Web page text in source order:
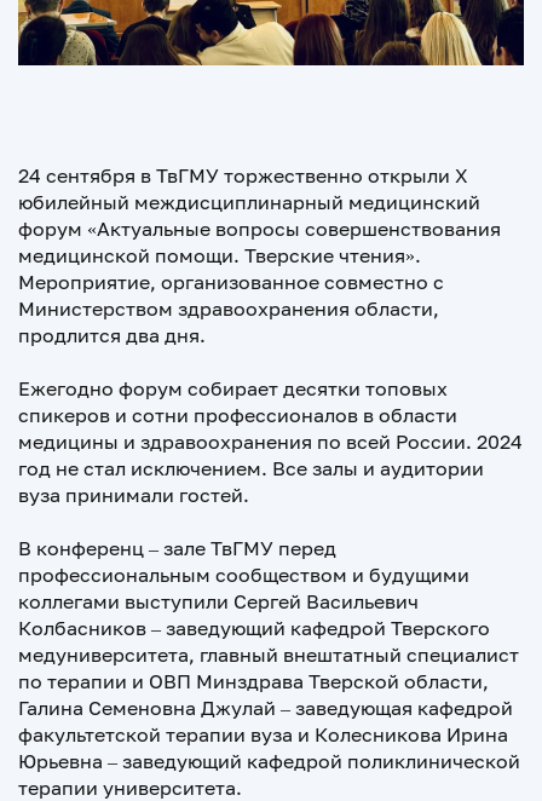
24 сентября в ТвГМУ торжественно открыли X
юбилейный междисциплинарный медицинский
форум «Актуальные вопросы совершенствования
медицинской помощи. Тверские чтения».
Мероприятие, организованное совместно с
Министерством здравоохранения области,
продлится два дня.
Ежегодно форум собирает десятки топовых
спикеров и сотни профессионалов в области
медицины и здравоохранения по всей России. 2024
год не стал исключением. Все залы и аудитории
вуза принимали гостей.
В конференц – зале ТвГМУ перед
профессиональным сообществом и будущими
коллегами выступили Сергей Васильевич
Колбасников – заведующий кафедрой Тверского
медуниверситета, главный внештатный специалист
по терапии и ОВП Минздрава Тверской области,
Галина Семеновна Джулай – заведующая кафедрой
факультетской терапии вуза и Колесникова Ирина
Юрьевна – заведующий кафедрой поликлинической
терапии университета.